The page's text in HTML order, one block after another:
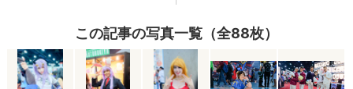
この記事の写真一覧（全88枚）